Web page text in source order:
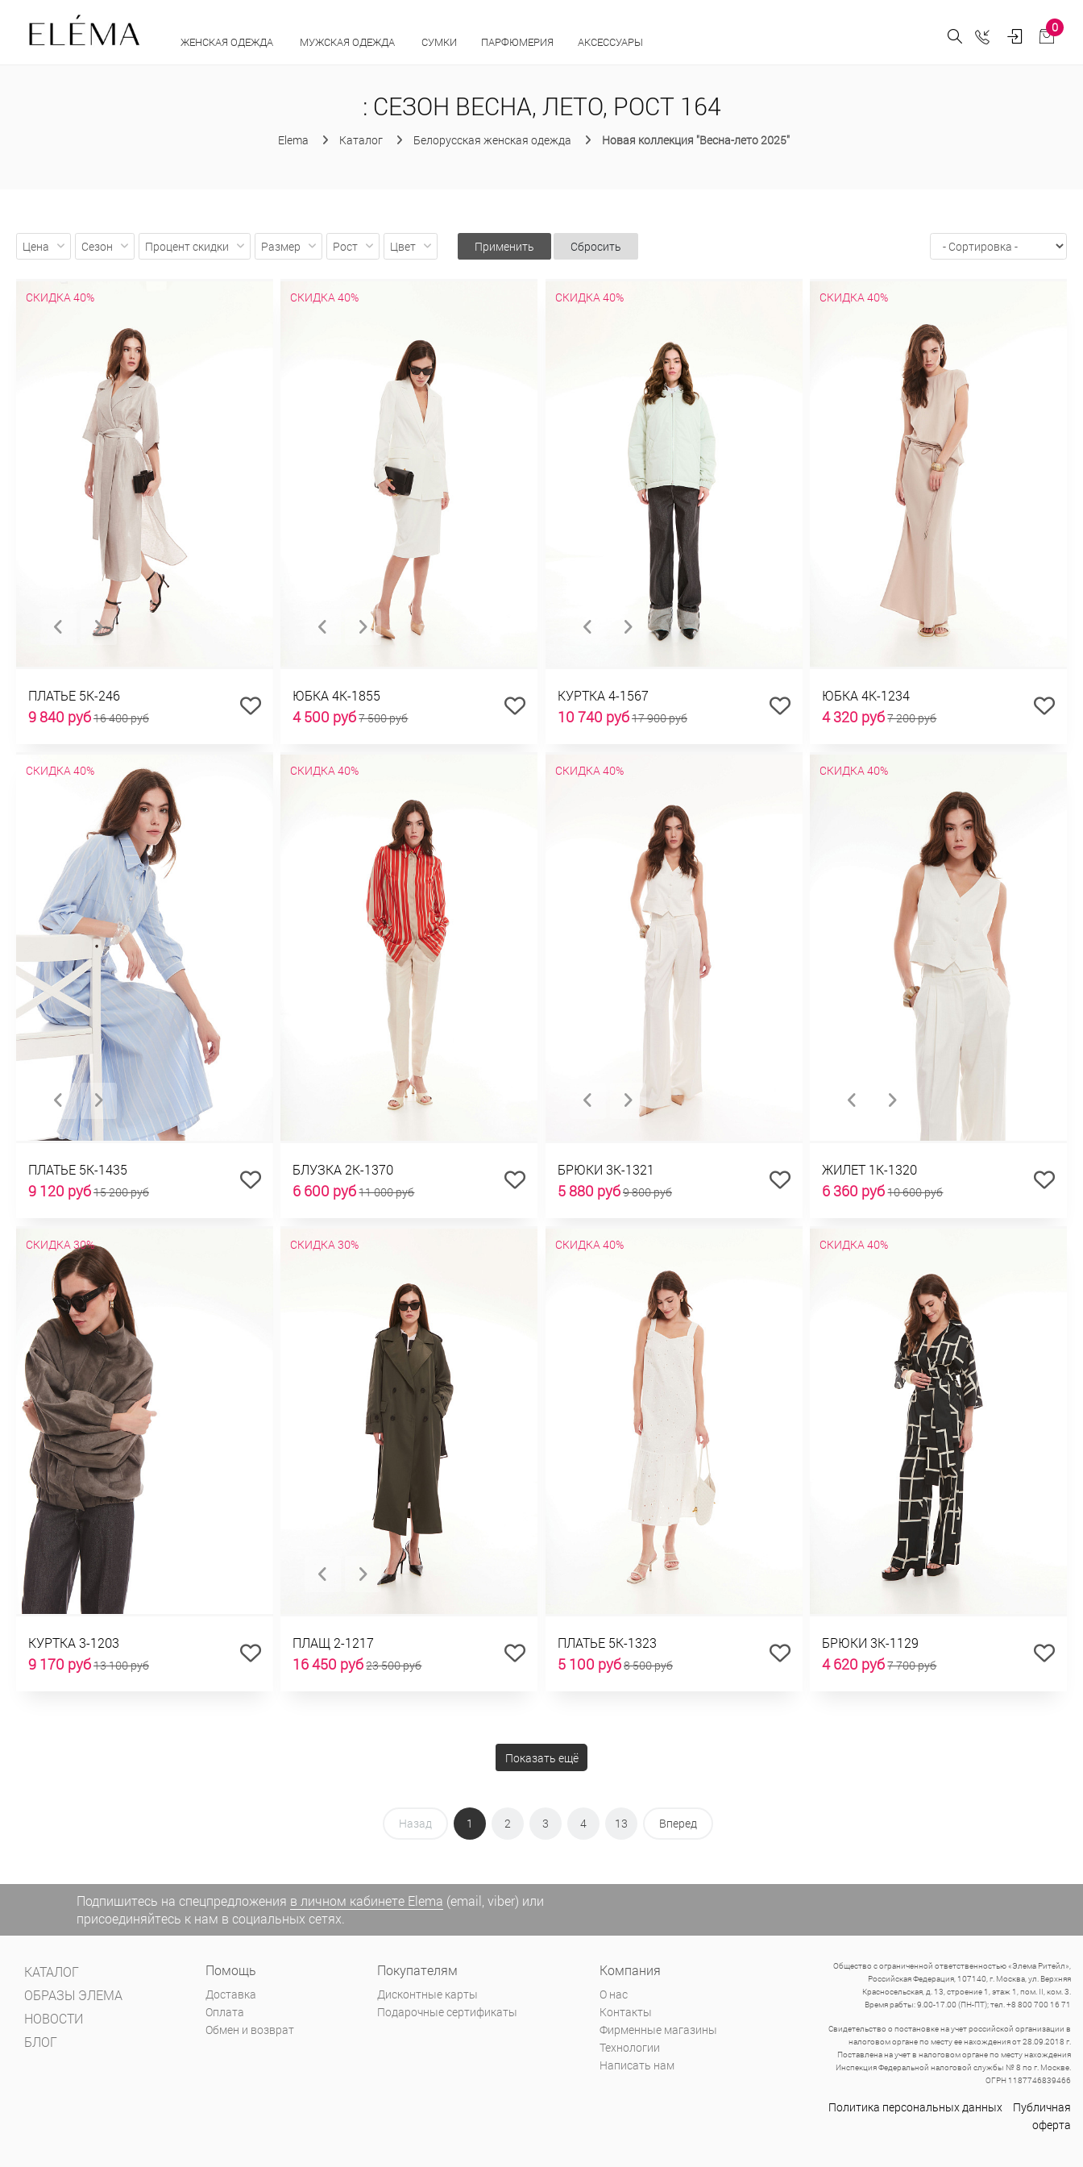
ЖЕНСКАЯ ОДЕЖДА МУЖСКАЯ ОДЕЖДА СУМКИ ПАРФЮМЕРИЯ АКСЕССУАРЫ
0
: СЕЗОН ВЕСНА, ЛЕТО, РОСТ 164
Elema Каталог Белорусская женская одежда Новая коллекция "Весна-лето 2025"
Цена Сезон Процент скидки Размер Рост Цвет Применить Сбросить
СКИДКА 40%
ПЛАТЬЕ 5К-246
9 840 руб16 400 руб
СКИДКА 40%
ЮБКА 4К-1855
4 500 руб7 500 руб
СКИДКА 40%
КУРТКА 4-1567
10 740 руб17 900 руб
СКИДКА 40%
ЮБКА 4К-1234
4 320 руб7 200 руб
СКИДКА 40%
ПЛАТЬЕ 5К-1435
9 120 руб15 200 руб
СКИДКА 40%
БЛУЗКА 2К-1370
6 600 руб11 000 руб
СКИДКА 40%
БРЮКИ 3К-1321
5 880 руб9 800 руб
СКИДКА 40%
ЖИЛЕТ 1К-1320
6 360 руб10 600 руб
СКИДКА 30%
КУРТКА 3-1203
9 170 руб13 100 руб
СКИДКА 30%
ПЛАЩ 2-1217
16 450 руб23 500 руб
СКИДКА 40%
ПЛАТЬЕ 5К-1323
5 100 руб8 500 руб
СКИДКА 40%
БРЮКИ 3К-1129
4 620 руб7 700 руб
Показать ещё
Назад 1 2 3 4 13 Вперед
Подпишитесь на спецпредложения в личном кабинете Elema (email, viber) или
присоединяйтесь к нам в социальных сетях.
КАТАЛОГ
ОБРАЗЫ ЭЛЕМА
НОВОСТИ
БЛОГ
Помощь
Доставка
Оплата
Обмен и возврат
Покупателям
Дисконтные карты
Подарочные сертификаты
Компания
О нас
Контакты
Фирменные магазины
Технологии
Написать нам
Общество с ограниченной ответственностью «Элема Ритейл»,
Российская Федерация, 107140, г. Москва, ул. Верхняя
Красносельская, д. 13, строение 1, этаж 1, пом. II, ком. 3.
Время рабты: 9.00-17.00 (ПН-ПТ); тел. +8 800 700 16 71
Свидетельство о постановке на учет российской организации в
налоговом органе по месту ее нахождения от 28.09.2018 г.
Поставлена на учет в налоговом органе по месту нахождения
Инспекция Федеральной налоговой службы № 8 по г. Москве.
ОГРН 1187746839466
Политика персональных данных
Публичная
оферта